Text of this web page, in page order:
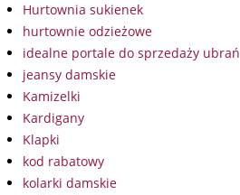
Hurtownia sukienek
hurtownie odzieżowe
idealne portale do sprzedaży ubrań
jeansy damskie
Kamizelki
Kardigany
Klapki
kod rabatowy
kolarki damskie